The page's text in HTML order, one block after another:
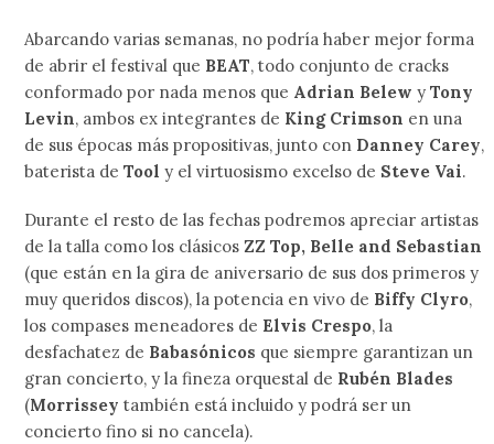
Abarcando varias semanas, no podría haber mejor forma
de abrir el festival que BEAT, todo conjunto de cracks
conformado por nada menos que Adrian Belew yTony
Levin, ambos ex integrantes de King Crimson en una
de sus épocas más propositivas, junto con Danney Carey,
baterista deTool y el virtuosismo excelso de Steve Vai.
Durante el resto de las fechas podremos apreciar artistas
de la talla como los clásicos ZZ Top, Belle and Sebastian
(que están en la gira de aniversario de sus dos primeros y
muy queridos discos), la potencia en vivo de Biffy Clyro,
los compases meneadores de Elvis Crespo, la
desfachatez de Babasónicos que siempre garantizan un
gran concierto, y la fineza orquestal de Rubén Blades
(Morrissey también está incluido y podrá ser un
concierto fino si no cancela).